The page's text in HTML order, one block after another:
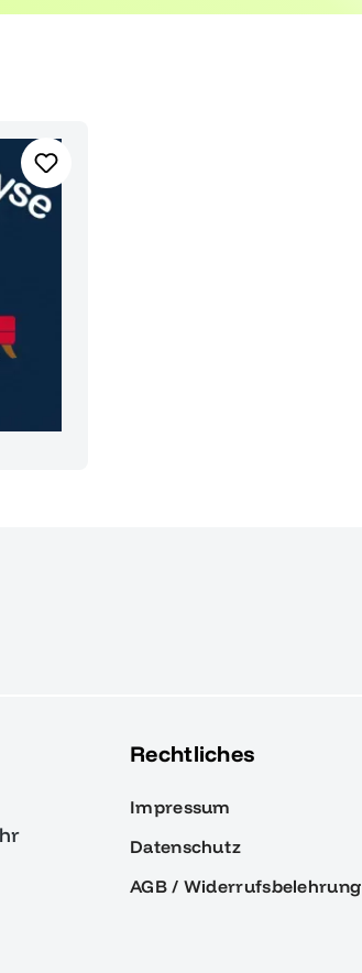
Rechtliches
Impressum
Datenschutz
AGB / Widerrufsbelehrung